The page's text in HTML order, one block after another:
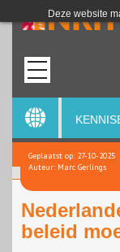
Deze website
Geplaatst op: 27-10-2025
Auteur: Marc Gerlings
beleid